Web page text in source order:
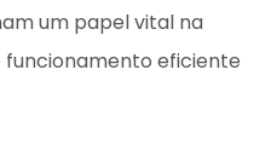
um papel vital na
eficiente